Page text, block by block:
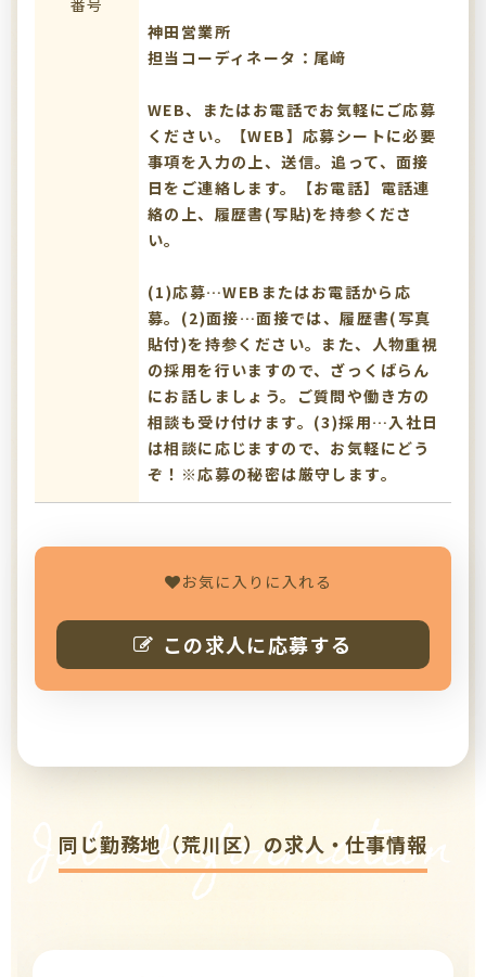
番号
神田営業所
担当コーディネータ：尾﨑
WEB、またはお電話でお気軽にご応募
ください。【WEB】応募シートに必要
事項を入力の上、送信。追って、面接
日をご連絡します。【お電話】電話連
絡の上、履歴書(写貼)を持参くださ
い。
(1)応募…WEBまたはお電話から応
募。(2)面接…面接では、履歴書(写真
貼付)を持参ください。また、人物重視
の採用を行いますので、ざっくばらん
にお話しましょう。ご質問や働き方の
相談も受け付けます。(3)採用…入社日
は相談に応じますので、お気軽にどう
ぞ！※応募の秘密は厳守します。
お気に入りに入れる
この求人に応募する
Job Information
同じ勤務地（荒川区）の求人・仕事情報